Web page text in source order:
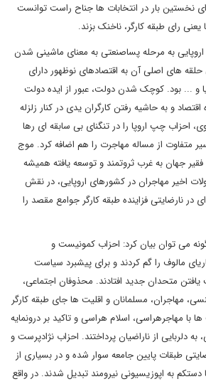
نخستین بار در انتخابات ها جناح راست توانست
رای طبقه کارگر، ناخنک بزند.
به مرحله پساصنعتی به معنای ماشینی شدن
های اصلی آن به اقتصادهای نوظهور دارای
و ... بود. کوچک شدن دولت، عبور از ایده دولت
و به حاشیه رفتن کارگران یدی در کنار زلزله
چپ اروپا را در تنگنای بی سابقه ای رها
متفاوت از مساله مهاجرت را هم اضافه کرد. موج
جهان به غرب ثروتمند و توسعه یافته همیشه
اخیر مهاجران در کشورهای اروپایی، در نقش
در نارضایتی فزاینده طبقه کارگر جوامع مقصد را
می توان بیان کرد: احزاب کمونیست و
مالوف را گم کردند و برای پیشبرد سیاست
یافتن متحدان جدید افتادند. محذوفان اجتماعی،
مهاجران، مسلمانان و اقلیت ها جای طبقه کارگر
با مهاجرهراسی، اسلام هراسی و تاکید بر درونمایه
دلربایی از ناراضیان پرداختند. احزاب نژادپرست و
طبقات پایین جامعه سوار شده و در بسیاری از
به اپوزیسیونی نیرومند تبدیل شدند. در واقع